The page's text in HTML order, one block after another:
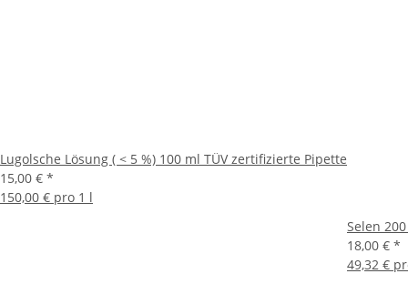
Lugolsche Lösung ( < 5 %) 100 ml TÜV zertifizierte Pipette
15,00 € *
150,00 € pro 1 l
Selen
18,00 € *
49,32 €